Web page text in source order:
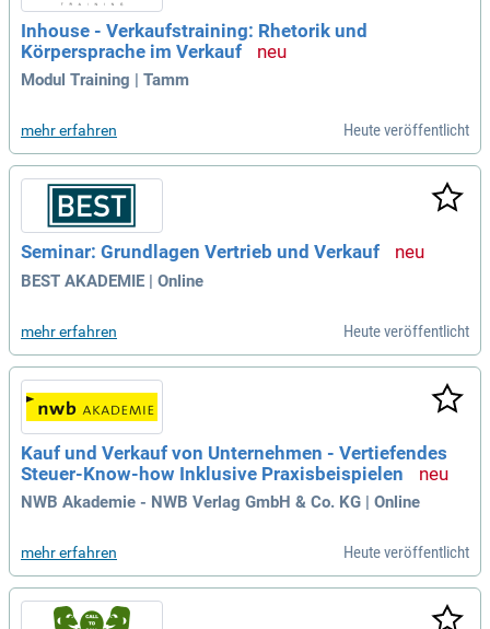
Inhouse - Verkaufstraining: Rhetorik und
Körpersprache im Verkauf
Modul Training | Tamm
mehr erfahren Heute veröffentlicht
Seminar: Grundlagen Vertrieb und Verkauf
BEST AKADEMIE | Online
mehr erfahren Heute veröffentlicht
Kauf und Verkauf von Unternehmen - Vertiefendes
Steuer-Know-how Inklusive Praxisbeispielen
NWB Akademie - NWB Verlag GmbH & Co. KG | Online
mehr erfahren Heute veröffentlicht